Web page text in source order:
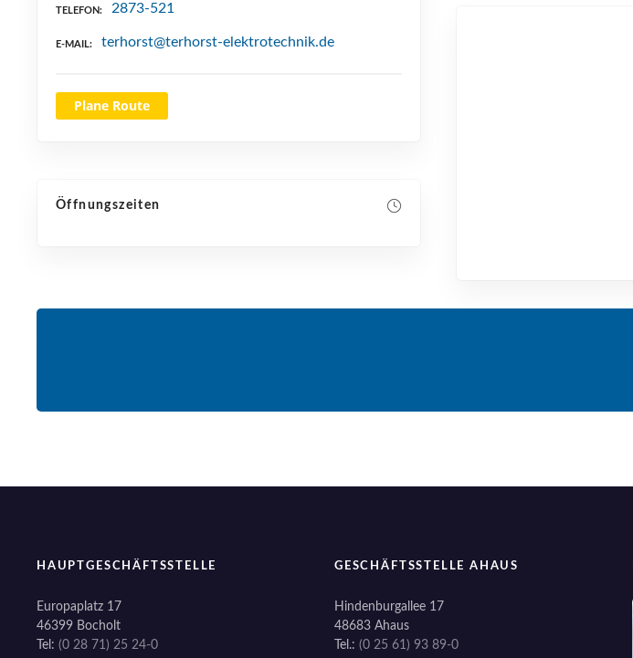
TELEFON 2873-521
E-MAIL terhorst@terhorst-elektrotechnik.de
Plane Route
Öffnungszeiten
HAUPTGESCHÄFTSSTELLE
Europaplatz 17
46399 Bocholt
Tel: (0 28 71) 25 24-0
GESCHÄFTSSTELLE AHAUS
Hindenburgallee 17
48683 Ahaus
Tel.: (0 25 61) 93 89-0